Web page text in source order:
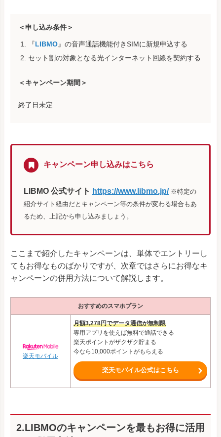
＜申し込み条件＞
『LIBMO』の音声通話機能付きSIMに新規申込する
セット割の対象となる光インターネット回線を契約する
＜キャンペーン期間＞
終了日未定
キャンペーン申し込みはこちら
LIBMO 公式サイト https://www.libmo.jp/ ※特定の
紹介サイト経由だとキャンペーン等の条件が変わる場合もあ
るため、上記から申し込みましょう。
ここまで紹介したキャンペーンは、単体でエントリーし
てもお得なものばかりですが、次章ではさらにお得なキ
ャンペーンの併用方法について解説します。
おすすめのスマホプラン
楽天モバイル
月額3,278円でデータ通信が無制限
専用アプリを使えば無料で通話できる
楽天ポイントがザクザク貯まる
今なら10,000ポイントがもらえる
楽天モバイル公式はこちら
2.LIBMOのキャンペーンを最もお得に活用